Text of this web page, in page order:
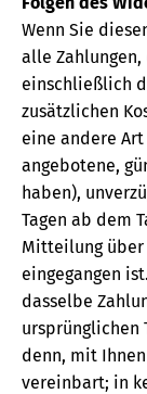
Wenn Sie
alle
einschließlich
zusätzlichen
eine andere
angebotene,
haben),
Tagen ab dem
Mitteilung über
eingegangen
dasselbe
ursprünglichen
denn, mit
vereinbart; in